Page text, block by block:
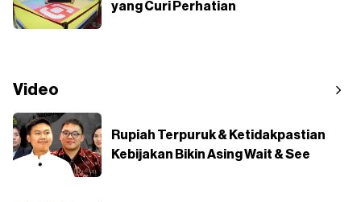
yang Curi Perhatian
Video
Rupiah Terpuruk & Ketidakpastian
Kebijakan Bikin Asing Wait & See